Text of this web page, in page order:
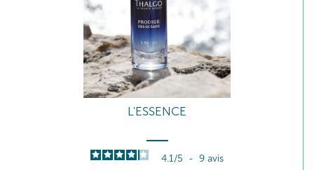
L'ESSENCE
4.1/5 - 9 avis